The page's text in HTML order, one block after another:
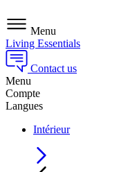
Menu
Living Essentials
Contact us
Menu
Compte
Langues
Intérieur